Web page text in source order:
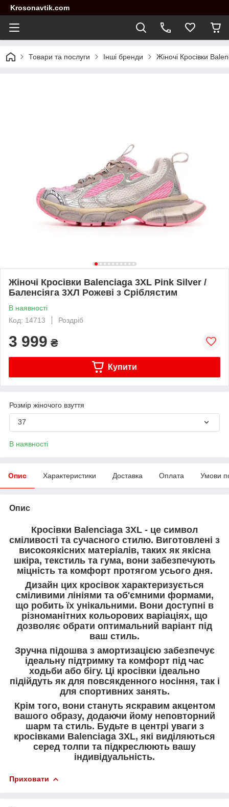
Krosonavtik.com
Товари та послуги Інші бренди Жіночі Кросівки
Жіночі Кросівки Balenciaga 3XL Pink Silver /
Баленсіяга 3ХЛ Рожеві з Сріблястим
В наявності
Код: 14713
Роздріб
3 999 ₴
Купити
Розмір жіночого взуття
37
В наявності
Опис Характеристики Доставка Оплата Умови
Опис
Кросівки Balenciaga 3XL - це символ
сміливості та сучасного стилю. Виготовлені з
високоякісних матеріалів, таких як якісна
шкіра, текстиль та гума, вони забезпечують
міцність та комфорт протягом усього дня.
Дизайн цих кросівок характеризується
сміливими лініями та об'ємними формами,
що робить їх унікальними. Вони доступні в
різноманітних кольорових варіаціях, що
дозволяє обрати оптимальний варіант під
ваш стиль.
Зручна підошва з амортизацією забезпечує
ідеальну підтримку та комфорт під час
ходьби або бігу. Ці кросівки ідеально
підійдуть як для повсякденного носіння, так і
для спортивних занять.
Крім того, вони стануть яскравим акцентом
вашого образу, додаючи йому неповторний
шарм та стиль. Будьте в центрі уваги з
кросівками Balenciaga 3XL, які виділяються
серед толпи та підкреслюють вашу
індивідуальність.
Приховати